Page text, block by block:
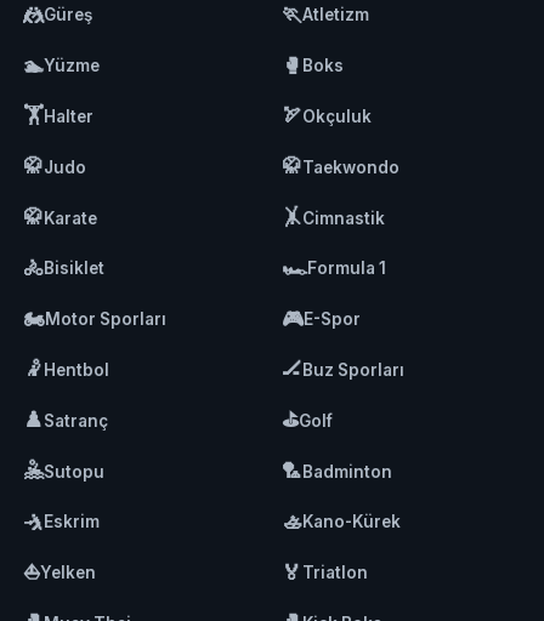
🤼Güreş 🏃Atletizm
🏊Yüzme 🥊 Boks
🏋️Halter 🏹Okçuluk
🥋Judo 🥋Taekwondo
🥋Karate 🤸Cimnastik
🚴Bisiklet 🏎️Formula 1
🏍️Motor Sporları 🎮E-Spor
🤾 Hentbol 🏒Buz Sporları
♟️Satranç ⛳Golf
🤽Sutopu 🏸Badminton
🤺Eskrim 🚣Kano-Kürek
⛵Yelken 🏅 Triatlon